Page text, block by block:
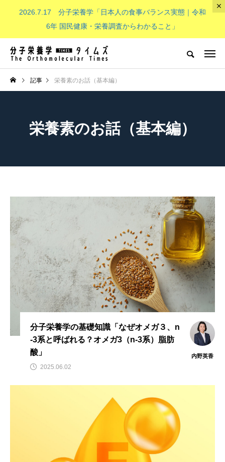
The Orthomolecular Times
分子栄養学とは 子供（成長期）
NEW POST
分子栄養学「金子メソッド（Kan
eko’s method）とは？血液デー
タ解析に基づく個別化栄養療法」
2026.01.16
子供の栄養「現代の子どもたち
必要なビタミンB群：その重要
と効果的な摂取方法」
2024.08.26
TAG LIST
CoQ10 DHA EPA α-リポ酸
αリポ酸 オメガ3・EPA
オメガ3・EPA・DHA カリウム カルシウム
クロム グルタミン
ビタミン ビタミンA
ビタミンB6 ビタミンB群
ビタミンD ビタミンE
2026.7.17 分子栄養学「日本人の食事バランス実態｜令和
6年 国民健康・栄養調査からわかること」
記事 栄養素のお話（基本編）
栄養素のお話（基本編）
分子栄養学の基礎知識「なぜオメガ３、n
-3系と呼ばれる？オメガ3（n-3系）脂肪
酸」
内野英香
2025.06.02